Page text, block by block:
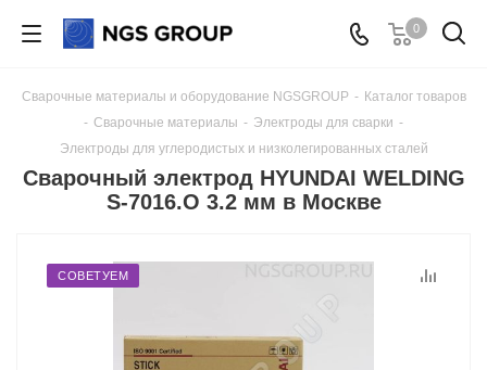
0
Сварочные материалы и оборудование NGSGROUP - Каталог товаров
- Сварочные материалы - Электроды для сварки -
Электроды для углеродистых и низколегированных сталей
Сварочный электрод HYUNDAI WELDING
S-7016.O 3.2 мм в Москве
СОВЕТУЕМ